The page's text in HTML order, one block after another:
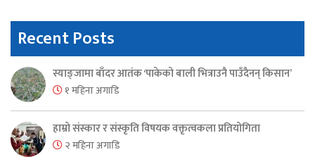
Recent Posts
स्याङ्जामा बाँदर आतंक ‘पाकेको बाली भित्राउनै पाउँदैनन् किसान’
१ महिना अगाडि
हाम्रो संस्कार र संस्कृति विषयक वक्तृत्वकला प्रतियोगिता
२ महिना अगाडि